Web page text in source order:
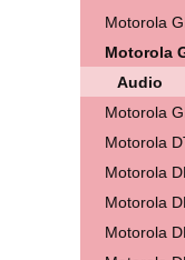
Motorola
Motorola
Audio
Motorola
Motorola
Motorola
Motorola
Motorola